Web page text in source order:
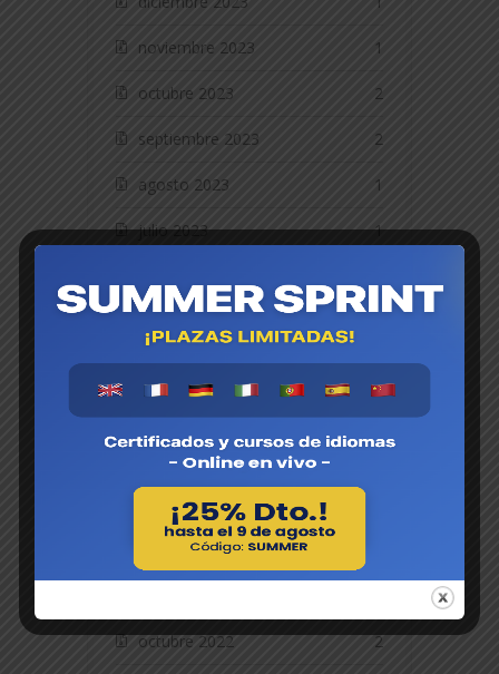
noviembre 2023 1
octubre 2023 2
septiembre 2023 2
agosto 2023 1
julio 2023 1
abril 2023 2
marzo 2023 2
febrero 2023
enero 2023
diciembre 2022
octubre 2022 2